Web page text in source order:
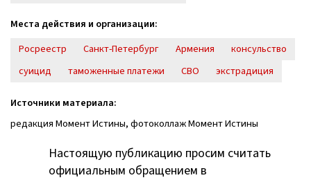
Места действия и организации:
Росреестр
Санкт-Петербург Армения
консульство
суицид
таможенные платежи СВО экстрадиция
Источники материала:
редакция Момент Истины, фотоколлаж Момент Истины
Настоящую публикацию просим считать
официальным обращением в